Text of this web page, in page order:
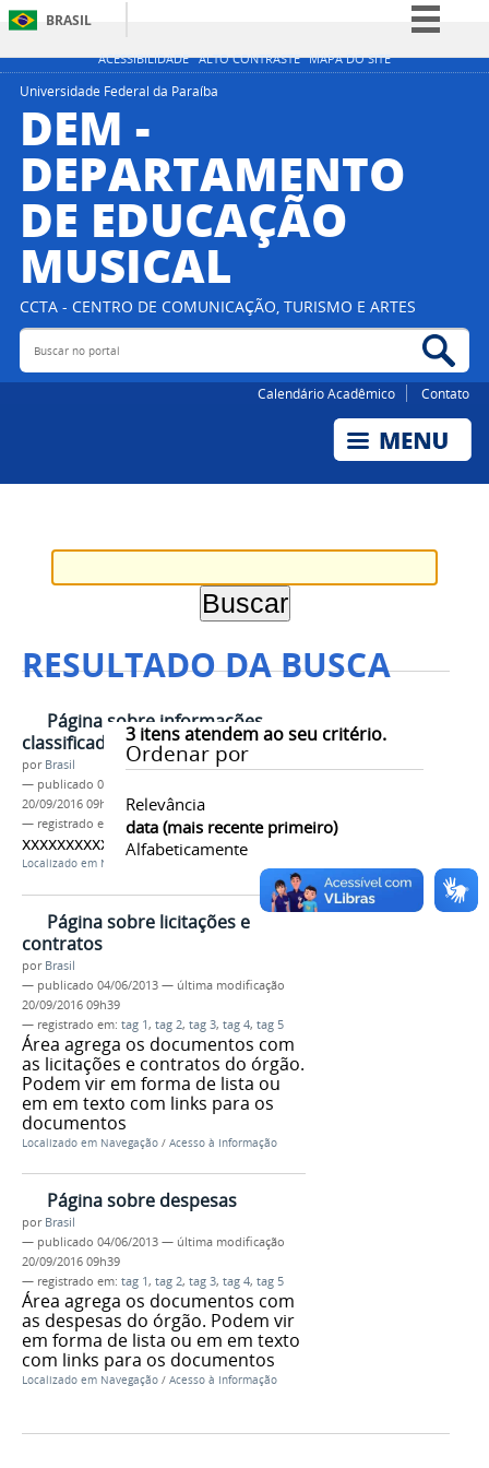
ACESSIBILIDADE ALTO CONTRASTE MAPA DO SITE
BRASIL
Simplifique!
Acesso à informação
Legislação
Canais
Universidade Federal da Paraíba
DEM -
DEPARTAMENTO
DE EDUCAÇÃO
MUSICAL
CCTA - CENTRO DE COMUNICAÇÃO, TURISMO E ARTES
Buscar no portal
Calendário Acadêmico Contato
RESULTADO DA BUSCA
3itens atendem ao seu critério.
Ordenar por
Relevância
data (mais recente primeiro)
Alfabeticamente
Página sobre informações
classificadas
por Brasil
— publicado 04/06/2013
20/09/2016 09h39
— registrado em:
tag 1,tag 2,tag 3,tag 4,tag 5
xxxxxxxxxxxxxxxxxxxxxxxxxxxxxxxxxxxx
Localizado em Navegação
Página sobre licitações e
contratos
por Brasil
— publicado 04/06/2013 — última modificação
20/09/2016 09h39
— registrado em: tag 1, tag 2, tag 3, tag 4, tag 5
Área agrega os documentos com
as licitações e contratos do órgão.
Podem vir em forma de lista ou
em em texto com links para os
documentos
Localizado em Navegação / Acesso à Informação
Página sobre despesas
por Brasil
— publicado 04/06/2013 — última modificação
20/09/2016 09h39
— registrado em: tag 1, tag 2, tag 3, tag 4, tag 5
Área agrega os documentos com
as despesas do órgão. Podem vir
em forma de lista ou em em texto
com links para os documentos
Localizado em Navegação / Acesso à Informação